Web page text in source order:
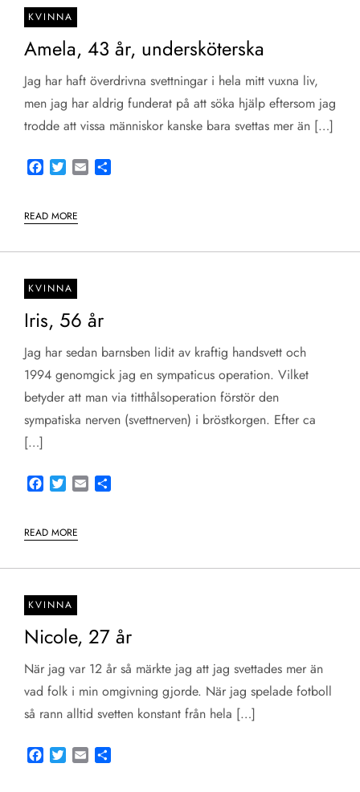
KVINNA
Amela, 43 år, undersköterska
Jag har haft överdrivna svettningar i hela mitt vuxna liv,
men jag har aldrig funderat på att söka hjälp eftersom jag
trodde att vissa människor kanske bara svettas mer än […]
Facebook
TwitterEmail
READ MORE
KVINNA
Iris, 56 år
Jag har sedan barnsben lidit av kraftig handsvett och
1994 genomgick jag en sympaticus operation. Vilket
betyder att man via titthålsoperation förstör den
sympatiska nerven (svettnerven) i bröstkorgen. Efter ca
[…]
Facebook
TwitterEmail
READ MORE
KVINNA
Nicole, 27 år
När jag var 12 år så märkte jag att jag svettades mer än
vad folk i min omgivning gjorde. När jag spelade fotboll
så rann alltid svetten konstant från hela […]
Facebook
TwitterEmail